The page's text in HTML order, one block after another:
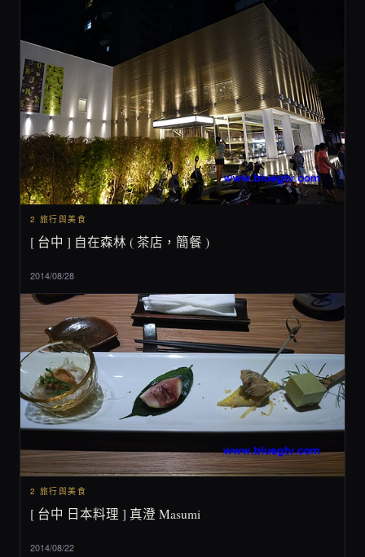
2 旅行與美食
[ 台中 ] 自在森林 ( 茶店，簡餐 )
2014/08/28
2 旅行與美食
[ 台中 日本料理 ] 真澄 Masumi
2014/08/22